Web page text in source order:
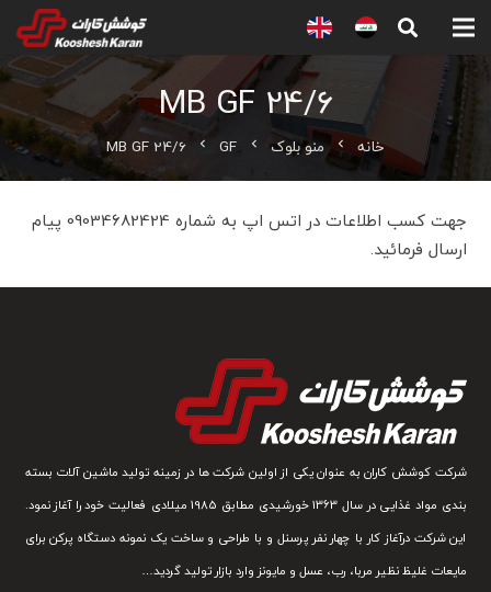
MB GF 24/6
خانه chevron_left منو بلوک chevron_left
GF
chevron_left
MB GF 24/6
جهت کسب اطلاعات در اتس اپ به شماره 09034682424 پیام
ارسال فرمائید.
شرکت کوشش کاران به عنوان یکی از اولین شرکت ها در زمینه تولید ماشین آلات بسته
بندی مواد غذایی در سال 1363 خورشیدی مطابق 1985 میلادی فعالیت خود را آغاز نمود.
این شرکت درآغاز کار با چهار نفر پرسنل و با طراحی و ساخت یک نمونه دستگاه پرکن برای
مایعات غلیظ نظیر مربا، رب، عسل و مایونز وارد بازار تولید گردید…